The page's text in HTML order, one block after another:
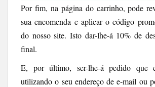
Por fim, na página do carrinho, pode
sua encomenda e aplicar o código
do nosso site. Isto dar-lhe-á 10% de
final.
E, por último, ser-lhe-á pedido que
utilizando o seu endereço de e-mail ou